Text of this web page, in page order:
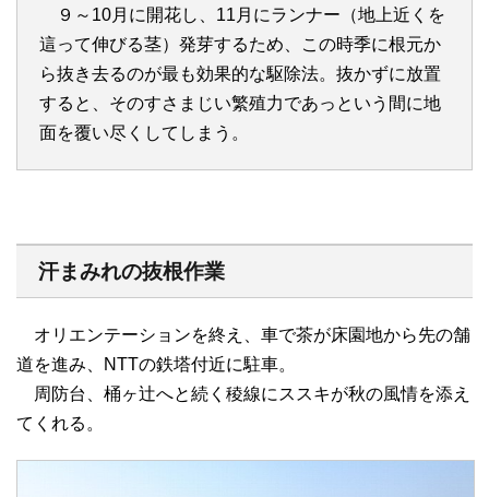
９～10月に開花し、11月にランナー（地上近くを
這って伸びる茎）発芽するため、この時季に根元か
ら抜き去るのが最も効果的な駆除法。抜かずに放置
すると、そのすさまじい繁殖力であっという間に地
面を覆い尽くしてしまう。
汗まみれの抜根作業
オリエンテーションを終え、車で茶が床園地から先の舗
道を進み、NTTの鉄塔付近に駐車。
周防台、桶ヶ辻へと続く稜線にススキが秋の風情を添え
てくれる。